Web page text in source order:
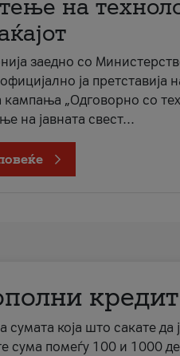
на
заедно со
ја
кампања „Одговорно со
на јавната свест...
кредит
сумата која што сакате
сума помеѓу 100 и 1000